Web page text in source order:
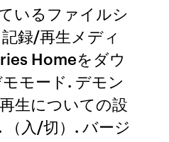
いるファイルシ
録/再生メディ
Homeをダウ
モード. デモン
生についての設
入/切）. バージ